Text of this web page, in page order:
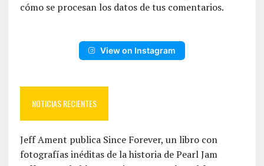
cómo se procesan los datos de tus comentarios.
View on Instagram
NOTICIAS RECIENTES
Jeff Ament publica Since Forever, un libro con
fotografías inéditas de la historia de Pearl Jam